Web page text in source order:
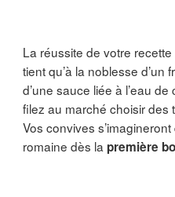
La réussite de votre
tient qu’à la noblesse d’un
d’une sauce liée à l’eau
filez au marché choisir des
Vos convives
romaine dès la première